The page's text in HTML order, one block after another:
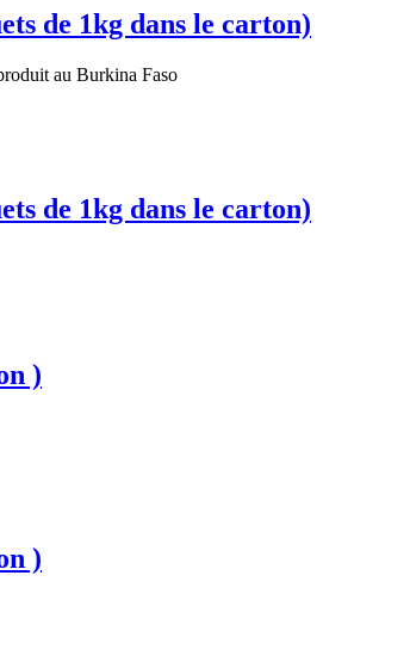
de 1kg dans le carton)
au Burkina Faso
de 1kg dans le carton)
)
)